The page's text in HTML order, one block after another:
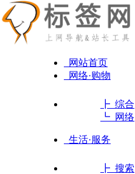
网站首页
网络·购物
┣ 综合
┗ 网络
生活·服务
┣ 搜索